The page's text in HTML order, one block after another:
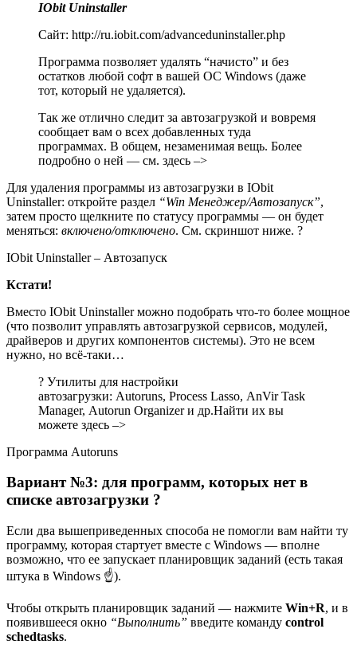
IObit Uninstaller
Сайт: http://ru.iobit.com/advanceduninstaller.php
Программа позволяет удалять “начисто” и без
остатков любой софт в вашей ОС Windows (даже
тот, который не удаляется).
Так же отлично следит за автозагрузкой и вовремя
сообщает вам о всех добавленных туда
программах. В общем, незаменимая вещь. Более
подробно о ней — см. здесь –>
Для удаления программы из автозагрузки в IObit
Uninstaller: откройте раздел “Win Менеджер/Автозапуск”,
затем просто щелкните по статусу программы — он будет
меняться: включено/отключено. См. скриншот ниже. ?
IObit Uninstaller – Автозапуск
Кстати!
Вместо IObit Uninstaller можно подобрать что-то более мощное
(что позволит управлять автозагрузкой сервисов, модулей,
драйверов и других компонентов системы). Это не всем
нужно, но всё-таки…
? Утилиты для настройки
автозагрузки: Autoruns, Process Lasso, AnVir Task
Manager, Autorun Organizer и др.Найти их вы
можете здесь –>
Программа Autoruns
Вариант №3: для программ, которых нет в
списке автозагрузки ?
Если два вышеприведенных способа не помогли вам найти ту
программу, которая стартует вместе с Windows — вполне
возможно, что ее запускает планировщик заданий (есть такая
штука в Windows ☝).
Чтобы открыть планировщик заданий — нажмите Win+R, и в
появившееся окно “Выполнить” введите команду control
schedtasks.